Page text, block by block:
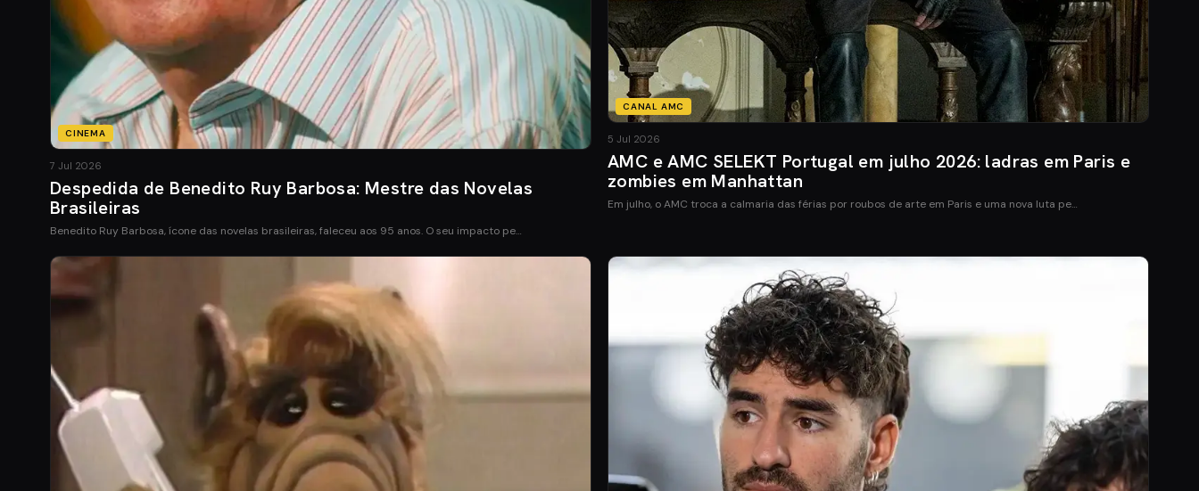
CINEMA
7 Jul 2026
Despedida de Benedito Ruy Barbosa: Mestre das Novelas
Brasileiras
Benedito Ruy Barbosa, ícone das novelas brasileiras, faleceu aos 95 anos. O seu impacto pe…
CANAL AMC
5 Jul 2026
AMC e AMC SELEKT Portugal em julho 2026: ladras em Paris e
zombies em Manhattan
Em julho, o AMC troca a calmaria das férias por roubos de arte em Paris e uma nova luta pe…